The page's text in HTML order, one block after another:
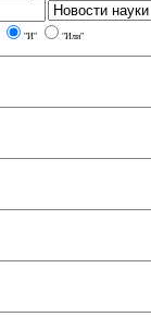
"И" "Или"